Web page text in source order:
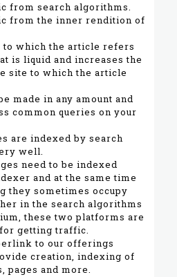
from search algorithms.
from the inner rendition of
to which the article refers
is liquid and increases the
site to which the article
made in any amount and
common queries on your
are indexed by search
well.
need to be indexed
and at the same time
they sometimes occupy
in the search algorithms
these two platforms are
getting traffic.
to our offerings
creation, indexing of
pages and more.